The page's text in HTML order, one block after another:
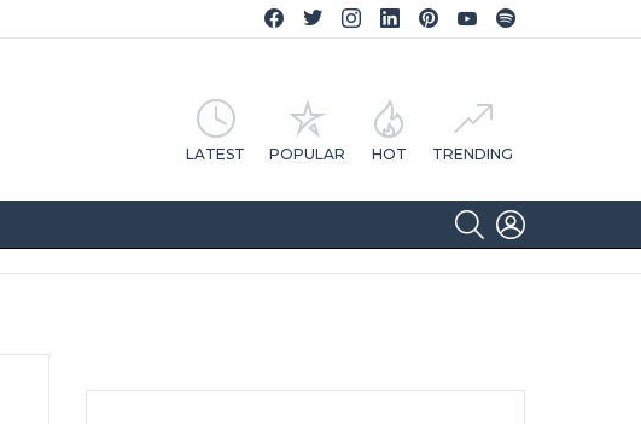
Facebook CA Notícias
Twitter CA Notícias
Instagram CA Notícias
Linkedin CA Notícias
Pinterest CA Notícias
YouTube CA Notícias
LATEST POPULAR HOT TRENDING
SEARCH